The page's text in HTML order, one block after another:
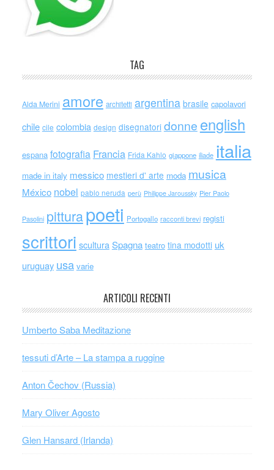
TAG
Alda Merini amore architetti argentina brasile capolavori
chile cile colombia design disegnatori donne english
espana fotografia Francia Frida Kahlo giappone iliade italia
made in italy messico mestieri d' arte moda musica
México nobel pablo neruda perù Philippe Jaroussky Pier Paolo
Pasolini pitturapoeti Portogallo racconti brevi registi
scrittori scultura Spagna teatro tina modotti uk
uruguay usa varie
ARTICOLI RECENTI
Umberto Saba Meditazione
tessuti d’Arte – La stampa a ruggine
Anton Čechov (Russia)
Mary Oliver Agosto
Glen Hansard (Irlanda)